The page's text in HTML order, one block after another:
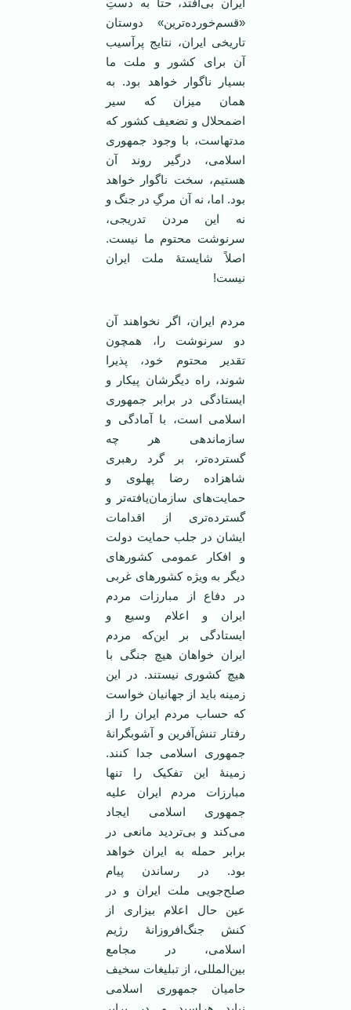
ایران بی‌افتد، حتا به دستِ
«قسم‌خورده‌ترین» دوستان
تاریخی ایران، نتایج پرآسیب
آن برای کشور و ملت ما
بسیار ناگوار خواهد بود. به
همان میزان که سیر
اضمحلال و تضعیف کشور که
مدتهاست، با وجود جمهوری
اسلامی، درگیر روند آن
هستیم، سخت ناگوار خواهد
بود. اما، نه آن مرگِ در جنگ و
نه این مردن تدریجی،
سرنوشت محتوم ما نیست.
اصلاً شایستۀ ملت ایران
نیست!
مردم ایران، اگر نخواهند آن
دو سرنوشت را، همچون
تقدیر محتوم خود، پذیرا
شوند، راه دیگرشان پیکار و
ایستادگی در برابر جمهوری
اسلامی است، با آمادگی و
سازماندهی هر چه
گسترده‌تر، بر گرد رهبری
شاهزاده رضا پهلوی و
حمایت‌های سازمان‌یافته‌تر و
گسترده‌تری از اقدامات
ایشان در جلب حمایت دولت
و افکار عمومی کشورهای
دیگر به ویژه کشورهای غربی
در دفاع از مبارزات مردم
ایران و اعلام وسیع و
ایستادگی بر این‌که مردم
ایران خواهان هیچ جنگی با
هیچ کشوری نیستند. در این
زمینه باید از جهانیان خواست
که حساب مردم ایران را از
رفتار تنش‌آفرین و آشوبگرانۀ
جمهوری اسلامی جدا کنند.
زمینۀ این تفکیک را تنها
مبارزات مردم ایران علیه
جمهوری اسلامی ایجاد
می‌کند و بی‌تردید مانعی در
برابر حمله به ایران خواهد
بود. در رساندن پیام
صلح‌جویی ملت ایران و در
عین حال اعلام بیزاری از
کنش جنگ‌افروزانۀ رژیم
اسلامی، در مجامع
بین‌المللی، از تبلیغات سخیف
حامیان جمهوری اسلامی